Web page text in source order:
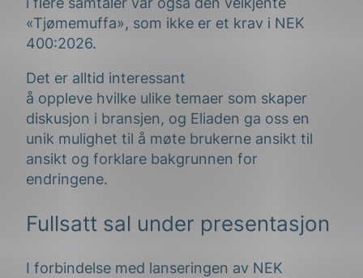
«Tjømemuffa», som ikke er et krav i NEK
400:2026.
Det er alltid interessant
å oppleve hvilke ulike temaer som skaper
diskusjon i bransjen, og Eliaden ga oss en
unik mulighet til å møte brukerne ansikt til
ansikt og forklare bakgrunnen for
endringene.
Fullsatt sal under presentasjon
I forbindelse med lanseringen av NEK